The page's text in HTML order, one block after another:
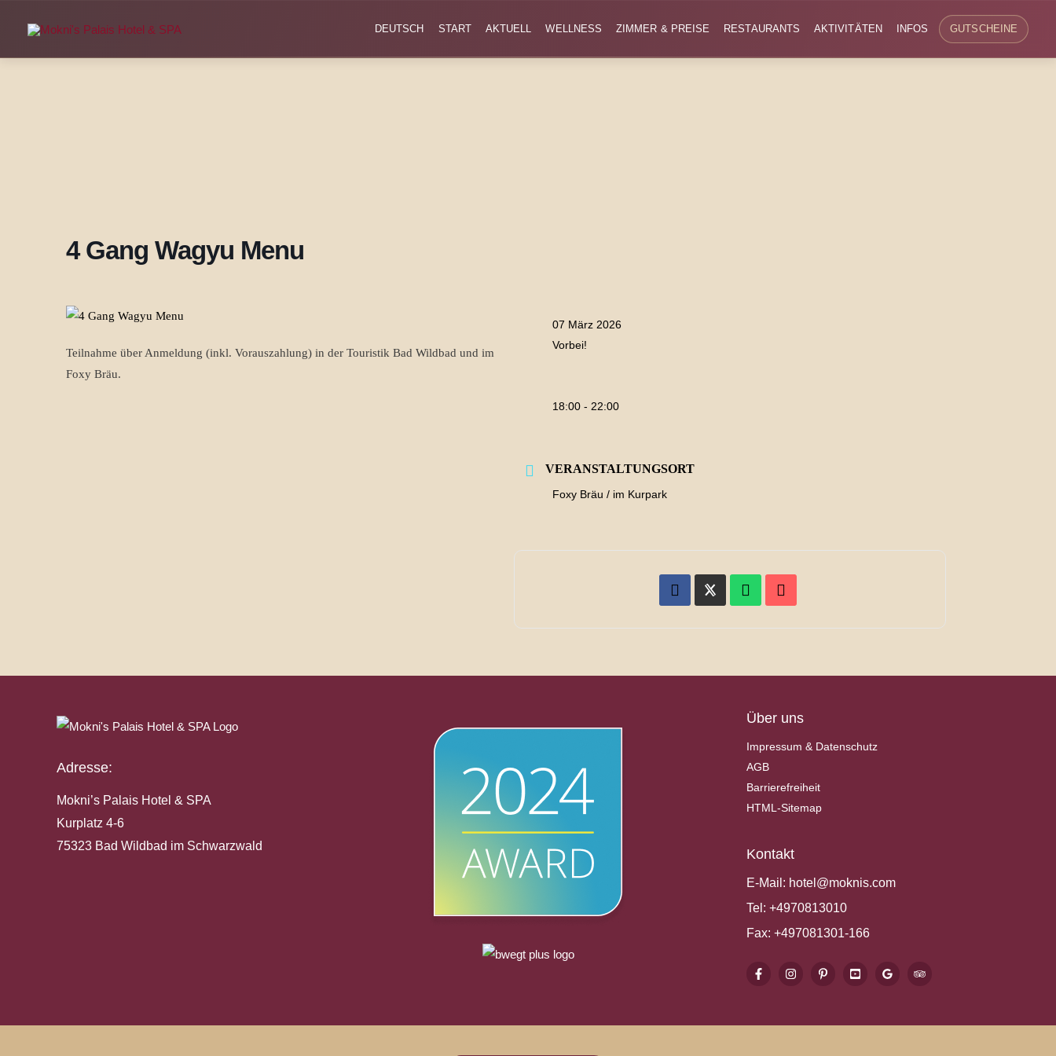
DEUTSCH START AKTUELL WELLNESS ZIMMER & PREISE RESTAURANTS AKTIVITÄTEN INFOS GUTSCHEINE
4 Gang Wagyu Menu
Teilnahme über Anmeldung (inkl. Vorauszahlung) in der Touristik Bad Wildbad und im
Foxy Bräu.
07 März 2026
Vorbei!
18:00 - 22:00
VERANSTALTUNGSORT
Foxy Bräu / im Kurpark
Adresse:
Mokni’s Palais Hotel & SPA
Kurplatz 4-6
75323 Bad Wildbad im Schwarzwald
Über uns
Impressum & Datenschutz
AGB
Barrierefreiheit
HTML-Sitemap
Kontakt
E-Mail: hotel@moknis.com
Tel: +4970813010
Fax: +497081301-166